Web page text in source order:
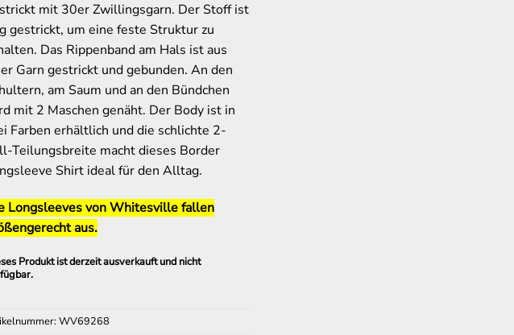
mit 30er Zwillingsgarn. Der Stoff ist
gestrickt, um eine feste Struktur zu
Das Rippenband am Hals ist aus
Garn gestrickt und gebunden. An den
am Saum und an den Bündchen
mit 2 Maschen genäht. Der Body ist in
Farben erhältlich und die schlichte 2-
Teilungsbreite macht dieses Border
Shirt ideal für den Alltag.
Longsleeves von Whitesville fallen
aus.
Produkt ist derzeit ausverkauft und nicht
WV69268